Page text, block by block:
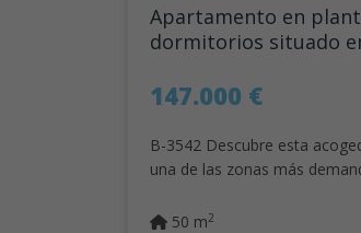
Apartamento en
dormitorios situado
147.000 €
B-3542 Descubre esta
una de las zonas más
50 m2